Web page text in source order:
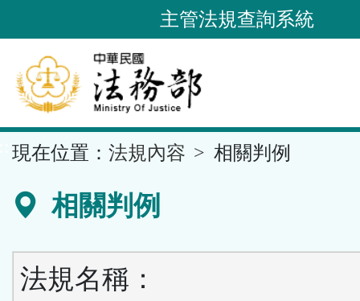
到
要
內
容
區
主管法規查詢系統
現在位置： 法規內容 相關判例
相關判例
法規名稱：